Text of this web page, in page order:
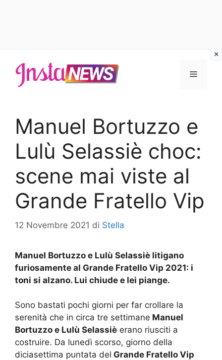
contenuto
Menu
Manuel Bortuzzo e
Lulù Selassiè choc:
scene mai viste al
Grande Fratello Vip
12 Novembre 2021 di Stella
Manuel Bortuzzo e Lulù Selassiè litigano
furiosamente al Grande Fratello Vip 2021: i
toni si alzano. Lui chiude e lei piange.
Sono bastati pochi giorni per far crollare la
serenità che in circa tre settimane Manuel
Bortuzzo e Lulù Selassiè erano riusciti a
costruire. Da lunedì scorso, giorno della
diciasettima puntata del Grande Fratello Vip